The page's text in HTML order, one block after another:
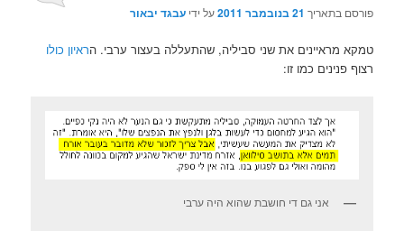
פורסם בתאריך 21 בנובמבר 2011 על ידיעבגד יבאור
טמקא מראיינים את שני סביליה, שהתעללה בעצור ערבי. הראיון כולו
רצוף פנינים כמו זו:
אני גם די חושבת שהוא היה ערבי